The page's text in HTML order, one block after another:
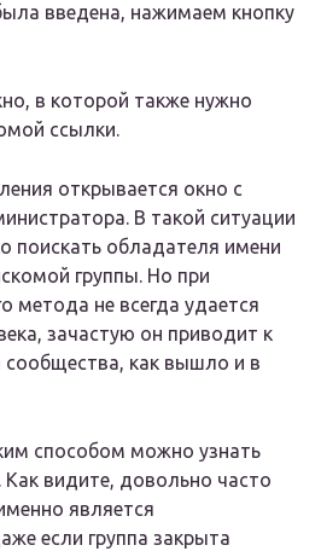
введена, нажимаем кнопку
в которой также нужно
ссылки.
открывается окно с
В такой ситуации
поискать обладателя имени
группы. Но при
метода не всегда удается
зачастую он приводит к
как вышло и в
способом можно узнать
Как видите, довольно часто
является
если группа закрыта